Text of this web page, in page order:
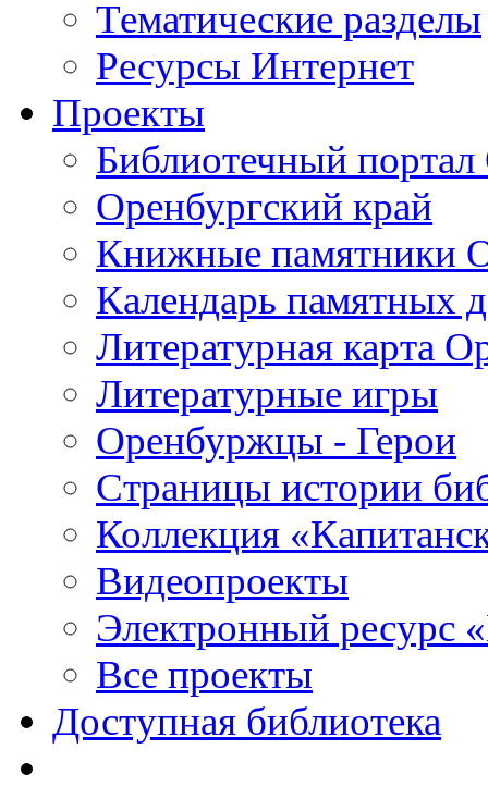
Тематические разделы
Ресурсы Интернет
Проекты
Библиотечный портал
Оренбургский край
Книжные памятники
Календарь памятных
Литературная карта
Литературные игры
Оренбуржцы - Герои
Страницы истории
Коллекция
Видеопроекты
Электронный ресурс
Все проекты
Доступная библиотека